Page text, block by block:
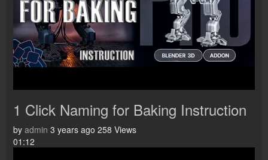
1 Click Naming for Baking Instruction
by admin 3 years ago 258 Views
01:12